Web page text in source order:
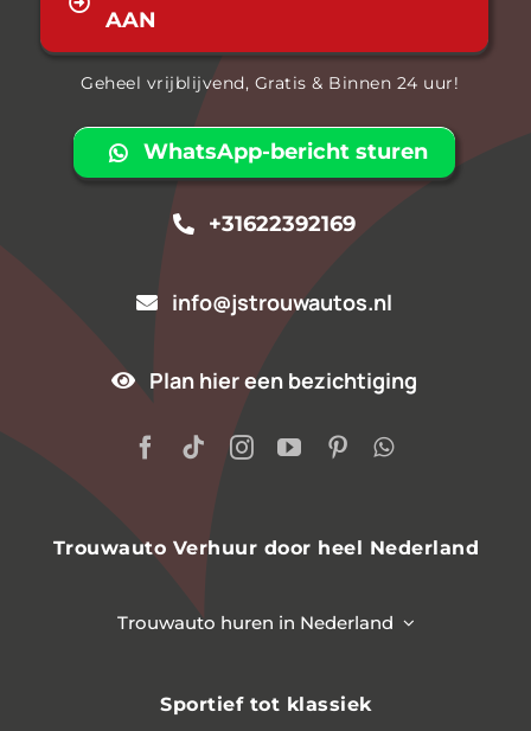
AAN
Geheel vrijblijvend, Gratis & Binnen 24 uur!
WhatsApp-bericht sturen
+31622392169
info@jstrouwautos.nl
Plan hier een bezichtiging
Trouwauto Verhuur door heel Nederland
Trouwauto huren in Nederland
Sportief tot klassiek